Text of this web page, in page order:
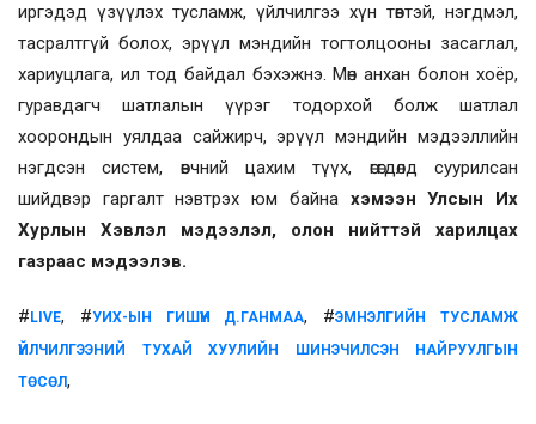
иргэдэд үзүүлэх тусламж, үйлчилгээ хүн төвтэй, нэгдмэл,
тасралтгүй болох, эрүүл мэндийн тогтолцооны засаглал,
хариуцлага, ил тод байдал бэхэжнэ. Мөн анхан болон хоёр,
гуравдагч шатлалын үүрэг тодорхой болж шатлал
хоорондын уялдаа сайжирч, эрүүл мэндийн мэдээллийн
нэгдсэн систем, өвчний цахим түүх, өгөгдөлд суурилсан
шийдвэр гаргалт нэвтрэх юм байна хэмээн Улсын Их
Хурлын Хэвлэл мэдээлэл, олон нийттэй харилцах
газраас мэдээлэв.
# LIVE, #УИХ-ЫН ГИШҮҮН Д.ГАНМАА, #ЭМНЭЛГИЙН ТУСЛАМЖ
ҮЙЛЧИЛГЭЭНИЙ ТУХАЙ ХУУЛИЙН ШИНЭЧИЛСЭН НАЙРУУЛГЫН
ТӨСӨЛ,